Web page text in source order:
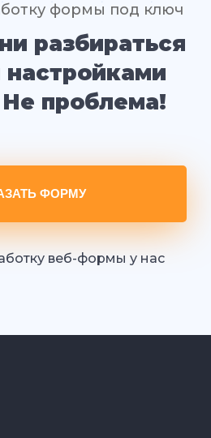
формы под ключ
разбираться
настройками
проблема!
ФОРМУ
веб-формы у нас